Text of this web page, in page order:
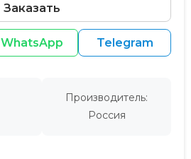
Заказать
WhatsApp Telegram
Производитель:
Россия